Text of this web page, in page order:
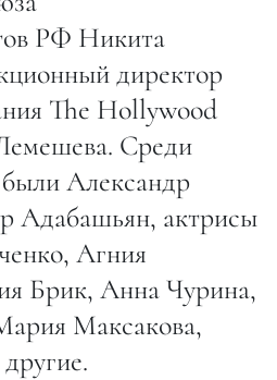
РФ Никита
директор
The Hollywood
Среди
Александр
Адабашьян, актрисы
Агния
Брик, Анна Чурина,
Максакова,